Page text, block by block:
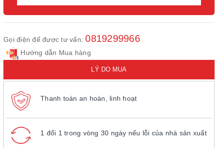
Gọi điện để được tư vấn:0819299966
Hướng dẫn Mua hàng
LÝ DO MUA
Thanh toán an hoàn, linh hoạt
1 đổi 1 trong vòng 30 ngày nếu lỗi của nhà sản xuất